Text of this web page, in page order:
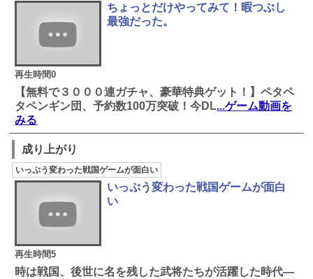
再生時間0
ちょっとだけやってみて！暇つぶし
最強だった。
【無料で３０００連ガチャ、豪華特典ゲット！】ペタペ
タペンギン団、予約数100万突破！今DL...ゲーム動画を
みる
成り上がり
いっぷう変わった戦国ゲームが面白い
再生時間5
いっぷう変わった戦国ゲームが面白
い
時は戦国、後世に名を残した武将たちが活躍した時代―